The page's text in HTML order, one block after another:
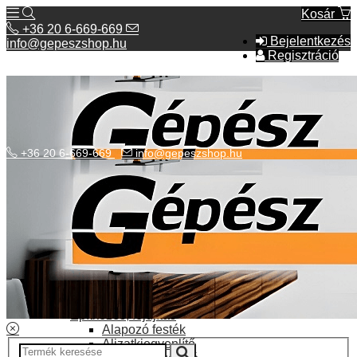
Kosár
Bejelentkezés
Regisztráció
+36 20 6-669-669
info@gepeszshop.hu
Kategóriák menü
Bolhapiac
Elektromos fűtés
Építkezés, fejújítás
Alapozó festék
Aljzatkiegyenlítő
+36 20 6-669-669 info@gepeszshop.hu